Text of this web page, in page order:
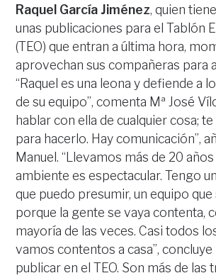
Raquel García Jiménez, quien
unas publicaciones para el Tablón
(TEO) que entran a última hora,
aprovechan sus compañeras para
“Raquel es una leona y defiende a
de su equipo”, comenta Mª José
hablar con ella de cualquier cosa;
para hacerlo. Hay comunicación”,
Manuel. “Llevamos más de 20 años
ambiente es espectacular. Tengo
que puedo presumir, un equipo
porque la gente se vaya contenta,
mayoría de las veces. Casi todos
vamos contentos a casa”, concluye
publicar en el TEO. Son más de las